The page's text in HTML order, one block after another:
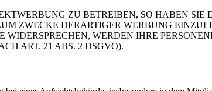
ZU BETREIBEN, SO HABEN SIE
ZWECKE DERARTIGER WERBUNG
WERDEN IHRE
ART. 21 ABS. 2 DSGVO).